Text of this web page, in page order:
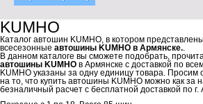
KUMHO
Каталог автошин KUMHO, в котором
всесезонные автошины KUMHO в Армянске.
В данном каталоге вы сможете подобрать,
автошины KUMHO в Армянске с доставкой по
KUMHO указаны за одну единицу товара. Просим
на то, что купить автошины KUMHO можно как за
безналичный расчет с бесплатной доставкой по г.